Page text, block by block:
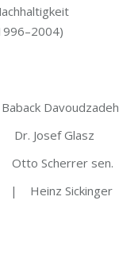
Davoudzadeh
Josef Glasz
Scher­rer sen.
| Heinz Sickinger